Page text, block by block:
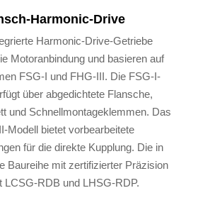
Harmonic-Drive
Harmonic-Drive-Getriebe
Motoranbindung und basieren auf
FSG-I und FHG-III. Die FSG-I-
über abgedichtete Flansche,
und Schnellmontageklemmen. Das
Modell bietet vorbearbeitete
für die direkte Kupplung. Die in
Baureihe mit zertifizierter Präzision
LCSG-RDB und LHSG-RDP.